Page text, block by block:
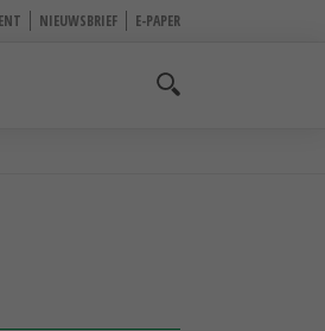
NIEUWSBRIEF E-PAPER